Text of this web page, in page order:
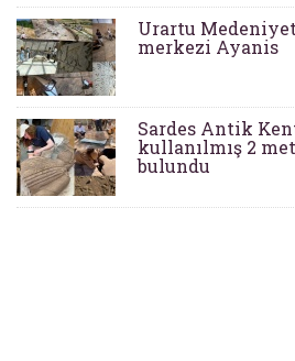
Urartu
merkezi Ayanis
Sardes Antik
kullanılmış 2
bulundu